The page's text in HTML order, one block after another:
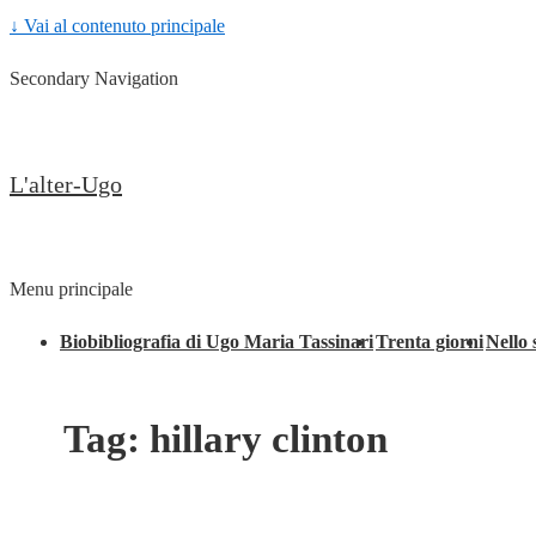
↓ Vai al contenuto principale
Secondary Navigation
L'alter-Ugo
Menu principale
Biobibliografia di Ugo Maria TassinariTrenta giorniNello
Tag: hillary clinton